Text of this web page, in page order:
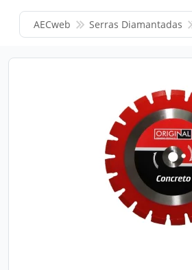
AECweb Serras Diamantadas